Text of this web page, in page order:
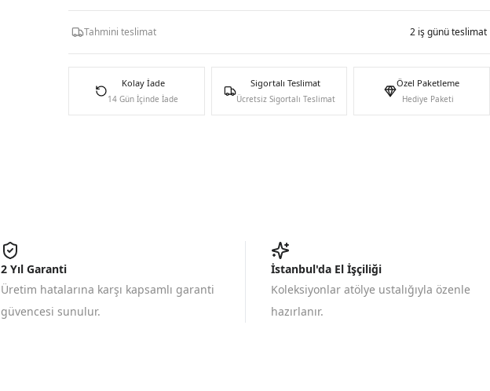
Tahmini teslimat 2 iş günü teslimat
Kolay İade
14 Gün İçinde İade
Sigortalı Teslimat
Ücretsiz Sigortalı Teslimat
Özel Paketleme
Hediye Paketi
2 Yıl Garanti
Üretim hatalarına karşı kapsamlı garanti
güvencesi sunulur.
İstanbul'da El İşçiliği
Koleksiyonlar atölye ustalığıyla özenle
hazırlanır.